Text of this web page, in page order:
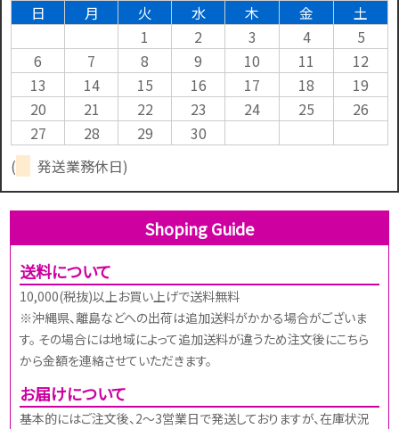
日 月 火 水 木 金
土
1
2 3 4
5
6
7 8 9 10 11
12
13
14 15 16 17 18
19
20
21 22 23 24 25
26
27
28 29
30
(
発送業務休日)
Shoping Guide
送料について
10,000(税抜)以上お買い上げで送料無料
※沖縄県、離島などへの出荷は追加送料がかかる場合がございま
す。 その場合には地域によって追加送料が違うため注文後にこちら
から金額を連絡させていただきます。
お届けについて
基本的にはご注文後、2～3営業日で発送しておりますが、在庫状況